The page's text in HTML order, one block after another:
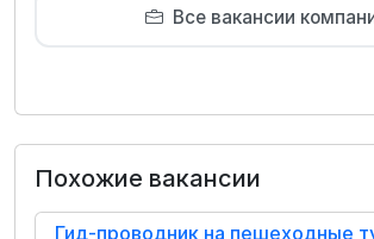
Все вакансии
Похожие вакансии
Гид-проводник на пешеходные